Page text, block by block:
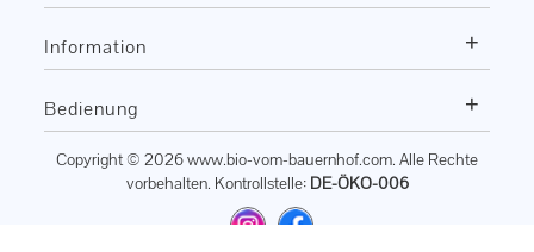
Information +
Bedienung +
Copyright © 2026www.bio-vom-bauernhof.com. Alle Rechte
vorbehalten. Kontrollstelle: DE-ÖKO-006